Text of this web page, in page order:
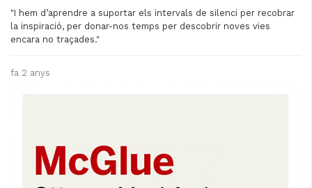
"I hem d’aprendre a suportar els intervals de silenci per recobrar
la inspiració, per donar-nos temps per descobrir noves vies
encara no traçades."
fa 2 anys